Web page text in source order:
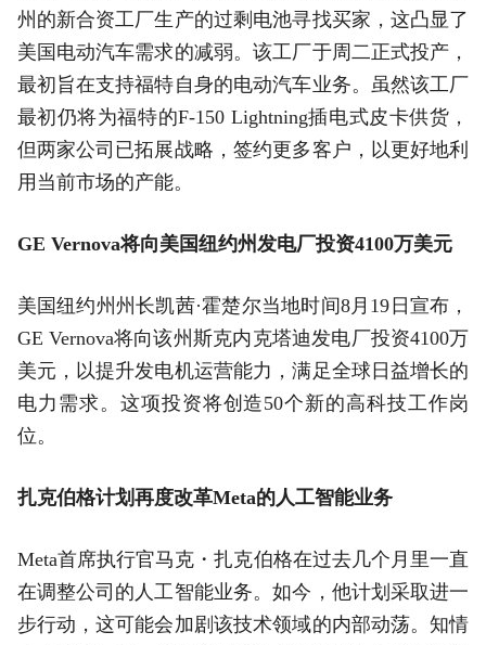
州的新合资工厂生产的过剩电池寻找买家，这凸显了
美国电动汽车需求的减弱。该工厂于周二正式投产，
最初旨在支持福特自身的电动汽车业务。虽然该工厂
最初仍将为福特的F-150 Lightning插电式皮卡供货，
但两家公司已拓展战略，签约更多客户，以更好地利
用当前市场的产能。
GE Vernova将向美国纽约州发电厂投资4100万美元
美国纽约州州长凯茜·霍楚尔当地时间8月19日宣布，
GE Vernova将向该州斯克内克塔迪发电厂投资4100万
美元，以提升发电机运营能力，满足全球日益增长的
电力需求。这项投资将创造50个新的高科技工作岗
位。
扎克伯格计划再度改革Meta的人工智能业务
Meta首席执行官马克・扎克伯格在过去几个月里一直
在调整公司的人工智能业务。如今，他计划采取进一
步行动，这可能会加剧该技术领域的内部动荡。知情